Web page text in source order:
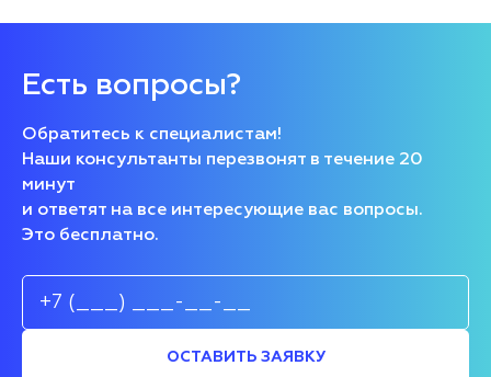
Есть вопросы?
Обратитесь к специалистам!
Наши консультанты перезвонят в течение 20
минут
и ответят на все интересующие вас вопросы.
Это бесплатно.
ОСТАВИТЬ ЗАЯВКУ